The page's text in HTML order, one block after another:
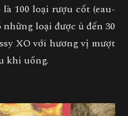
100 loại rượu cốt (eau-
loại được ủ đến 30
XO với hương vị mượt
khi uống.